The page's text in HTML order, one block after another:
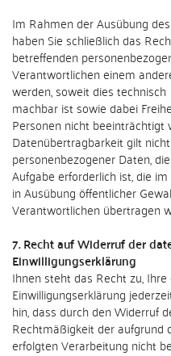
Im Rahmen der Ausübung
haben Sie schließlich das
betreffenden
Verantwortlichen einem
werden, soweit dies technisch
machbar ist sowie dabei
Personen nicht beeinträchtigt
Datenübertragbarkeit gilt
personenbezogener Daten,
Aufgabe erforderlich ist, die
in Ausübung öffentlicher
Verantwortlichen übertragen
7. Recht auf Widerruf der
Einwilligungserklärung
Ihnen steht das Recht zu,
Einwilligungserklärung
hin, dass durch den Widerruf
Rechtmäßigkeit der aufgrund
erfolgten Verarbeitung nicht